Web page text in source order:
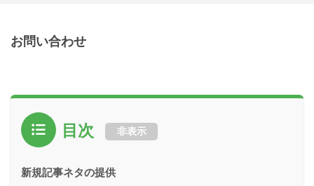
お問い合わせ
目次 非表示
新規記事ネタの提供